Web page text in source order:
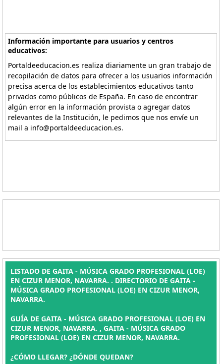
Información importante para usuarios y centros
educativos:
Portaldeeducacion.es realiza diariamente un gran trabajo de
recopilación de datos para ofrecer a los usuarios información
precisa acerca de los establecimientos educativos tanto
privados como públicos de España. En caso de encontrar
algún error en la información provista o agregar datos
relevantes de la Institución, le pedimos que nos envíe un
mail a info@portaldeeducacion.es.
LISTADO DE GAITA - MÚSICA GRADO PROFESIONAL (LOE)
EN CIZUR MENOR, NAVARRA. . DIRECTORIO DE GAITA -
MÚSICA GRADO PROFESIONAL (LOE) EN CIZUR MENOR,
NAVARRA.
GUÍA DE GAITA - MÚSICA GRADO PROFESIONAL (LOE) EN
CIZUR MENOR, NAVARRA. , GAITA - MÚSICA GRADO
PROFESIONAL (LOE) EN CIZUR MENOR, NAVARRA.
¿CÓMO LLEGAR? ¿DÓNDE QUEDAN?